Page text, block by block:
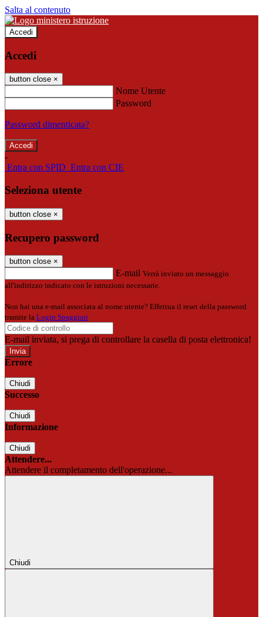
Salta al contenuto
Accedi
Accedi
button close ×
Nome Utente
Password
Password dimenticata?
-
Entra con SPID Entra con CIE
Seleziona utente
button close ×
Recupero password
button close ×
E-mail Verrà inviato un messaggio
all'indirizzo indicato con le istruzioni necessarie.
Non hai una e-mail associata al nome utente? Effettua il reset della password
tramite la Login Spaggiari
E-mail inviata, si prega di controllare la casella di posta elettronica!
Errore
Chiudi
Successo
Chiudi
Informazione
Chiudi
Attendere...
Attendere il completamento dell'operazione...
Chiudi